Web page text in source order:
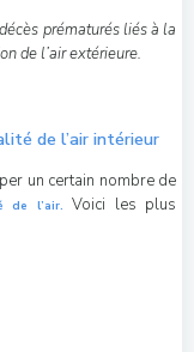
prématurés liés à la
de l’air extérieure.
de l’air intérieur
un certain nombre de
de l’air.
Voici les plus